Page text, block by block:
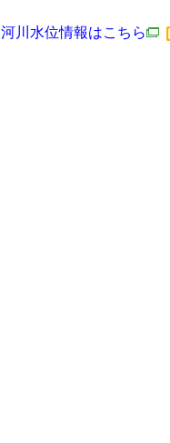
河川水位情報はこちら